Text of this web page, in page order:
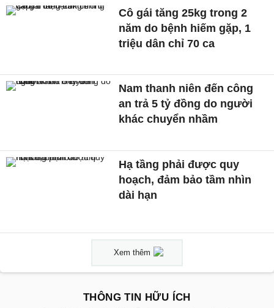
Cô gái tăng 25kg trong 2
năm do bệnh hiếm gặp, 1
triệu dân chỉ 70 ca
Nam thanh niên đến công
an trả 5 tỷ đồng do người
khác chuyển nhầm
Hạ tầng phải được quy
hoạch, đảm bảo tầm nhìn
dài hạn
Xem thêm
THÔNG TIN HỮU ÍCH